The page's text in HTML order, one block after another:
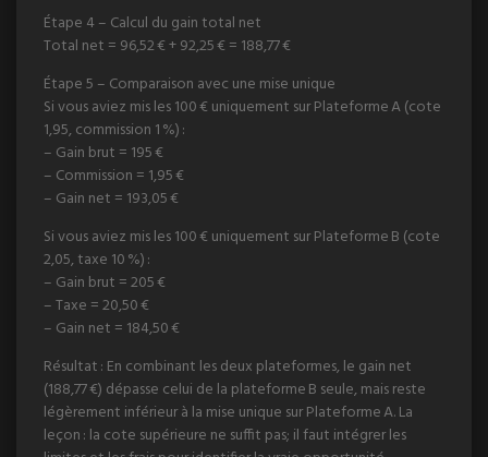
Étape 4 – Calcul du gain total net
Total net = 96,52 € + 92,25 € = 188,77 €
Étape 5 – Comparaison avec une mise unique
Si vous aviez mis les 100 € uniquement sur Plateforme A (cote
1,95, commission 1 %) :
– Gain brut = 195 €
– Commission = 1,95 €
– Gain net = 193,05 €
Si vous aviez mis les 100 € uniquement sur Plateforme B (cote
2,05, taxe 10 %) :
– Gain brut = 205 €
– Taxe = 20,50 €
– Gain net = 184,50 €
Résultat : En combinant les deux plateformes, le gain net
(188,77 €) dépasse celui de la plateforme B seule, mais reste
légèrement inférieur à la mise unique sur Plateforme A. La
leçon : la cote supérieure ne suffit pas; il faut intégrer les